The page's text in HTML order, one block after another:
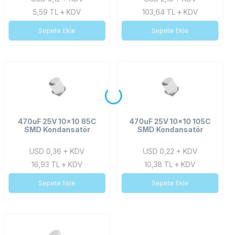
5,59 TL KDV
Sepete Ekle
103,64TL KDV
Sepete Ekle
470uF 25V 10x10 85C
SMD Kondansatör
USD 0,36 + KDV
16,93 TL KDV
Sepete Ekle
470uF 25V 10x10 105C
SMD Kondansatör
USD 0,22 + KDV
10,38 TL KDV
Sepete Ekle